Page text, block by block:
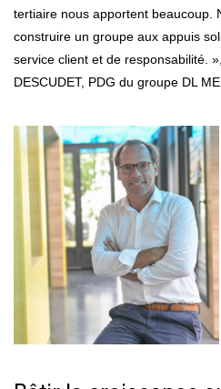
tertiaire nous apportent beaucoup.
construire un groupe aux appuis
service client et de responsabilité.
DESCUDET, PDG du groupe DL